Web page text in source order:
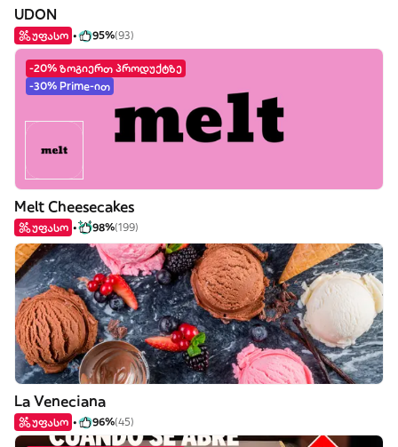
UDON
უფასო 95%(93)
-20% ზოგიერთ პროდუქტზე
-30% Prime-ით
Melt Cheesecakes
უფასო 98%(199)
La Veneciana
უფასო 96%(45)